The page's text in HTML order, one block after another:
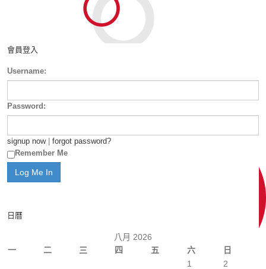
會員登入
Username:
Password:
signup now| forgot password?
Remember Me
日曆
八月 2026
一
二 三 四 五 六 日
1
2